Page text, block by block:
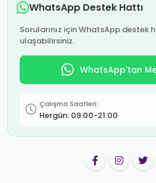
WhatsApp Destek Hattı
Sorularınız için WhatsApp destek
ulaşabilirsiniz.
WhatsApp'tan
Çalışma Saatleri:
Hergün: 09:00-21:00